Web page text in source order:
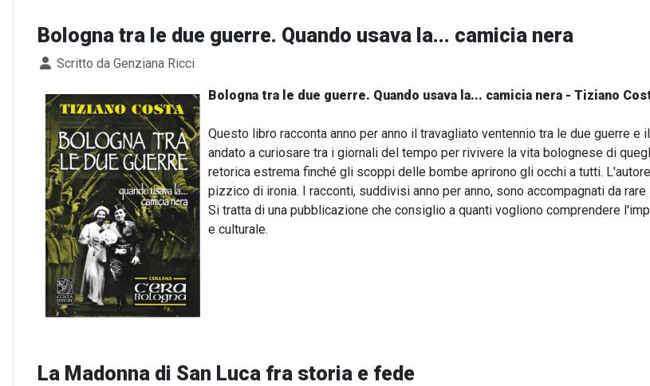
Bologna tra le due guerre. Quando usava la... camicia nera
Dettagli
Scritto da Genziana Ricci
Bologna tra le due guerre. Quando usava la... camicia nera - Tiziano
Questo libro racconta anno per anno il travagliato ventennio tra le due guerre
andato a curiosare tra i giornali del tempo per rivivere la vita bolognese di
retorica estrema finché gli scoppi delle bombe aprirono gli occhi a tutti.
pizzico di ironia. I racconti, suddivisi anno per anno, sono accompagnati da
Si tratta di una pubblicazione che consiglio a quanti vogliono comprendere
e culturale.
La Madonna di San Luca fra storia e fede